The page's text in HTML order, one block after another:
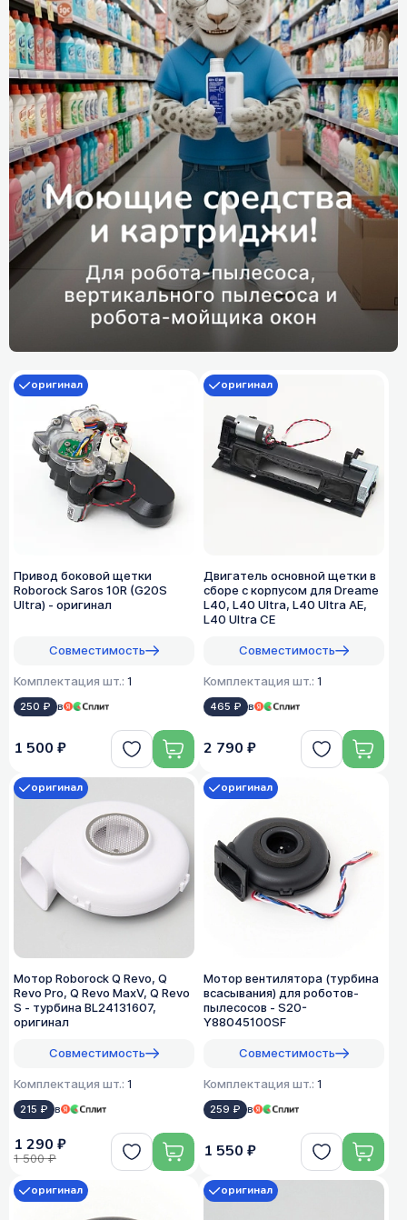
Привод боковой щетки
Roborock Saros 10R (G20S
Ultra) - оригинал
Совместимость
Комплектация шт.: 1
250 ₽ в
оригинал
1 500 ₽
Двигатель основной щетки в
сборе с корпусом для Dreame
L40, L40 Ultra, L40 Ultra AE,
L40 Ultra CE
Совместимость
Комплектация шт.: 1
465 ₽ в
оригинал
2 790 ₽
Мотор Roborock Q Revo, Q
Revo Pro, Q Revo MaxV, Q Revo
S - турбина BL24131607,
оригинал
Совместимость
Комплектация шт.: 1
215 ₽ в
оригинал
1 290 ₽
1 500 ₽
Мотор вентилятора (турбина
всасывания) для роботов-
пылесосов - S20-
Y88045100SF
Совместимость
Комплектация шт.: 1
259 ₽ в
оригинал
1 550 ₽
оригинал оригинал